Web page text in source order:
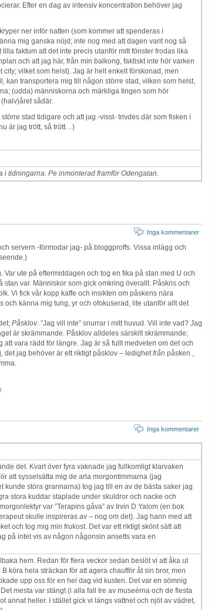
Efter en dag av intensiv koncentration behöver jag
ner inför natten (som kommer att spenderas i
mig ganska nöjd; inte nog med att dagen varit nog så
faktum att det inte precis utanför mitt fönster frodas lika
och att jag här, från min balkong, faktiskt inte hör varken
vilket som helst). Jag är helt enkelt förskonad, men
kan transportera mig till någon större stad, vilken som helst,
(udda) människorna och märkliga tingen som hör
sådär.
stad tidigare och att jag -visst- trivdes där som fisken i
är jag trött, så trött…)
i tidningarna. Pe inmonterad framför Odengatan.
Inga kommentarer
servern -förmodar jag- på bloggproffs. Vissa inlägg och
Var ute på eftermiddagen och tog en fika på stan med U och
var. Människor som gick omkring överallt. Påskris och
Vi fick vår kopp kaffe och insikten om påskens nära
och känna mig tung, yr och ofokuserad, lite utanför allt det
Påsklov. ”Jag vill inte” snurrar i mitt huvud. Vill inte vad? Jag
är skrämmande. Påsklov alldeles särskilt skrämmande;
vara rädd för längre. Jag är så fullt medveten om det och
det jag behöver är ett riktigt påsklov – ledighetfrån påsken ,
Inga kommentarer
det. Kvart över fyra vaknade jag fullkomligt klarvaken
att sysselsätta mig de arla morgontimmarna (jag
kunde störa grannarna) tog jag till en av de bästa saker jag
stora kuddar staplade under skuldror och nacke och
var ”Terapins gåva” av Irvin D Yalom (en bok
skulle inspireras av – nog om det). Jag hann med att
och tog mig min frukost. Det var ett riktigt skönt sätt att
på intet vis av någon någonsin ansetts vara en
hem. Redan för flera veckor sedan beslöt vi att åka ut
köra hela sträckan för att agera chaufför åt sin bror, men
upp oss för en hel dag vid kusten. Det var en sömnig
mesta var stängt (i alla fall tre av museérna och de flesta
annat heller. I stället gick vi längs vattnet och njöt av vädret,